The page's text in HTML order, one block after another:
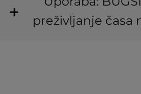
preživljanje časa